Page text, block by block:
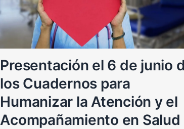
Presentación el 6 de junio
los Cuadernos para
Humanizar la Atención y el
Acompañamiento en Salud